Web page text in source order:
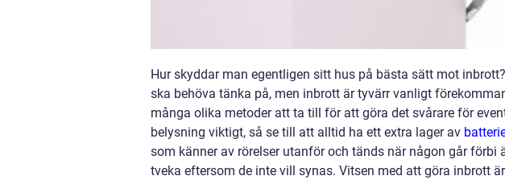
Hur skyddar man egentligen sitt hus på bästa sätt mot
ska behöva tänka på, men inbrott är tyvärr vanligt
många olika metoder att ta till för att göra det svårare för
belysning viktigt, så se till att alltid ha ett extra lager av
som känner av rörelser utanför och tänds när någon går
tveka eftersom de inte vill synas. Vitsen med att göra inbrott